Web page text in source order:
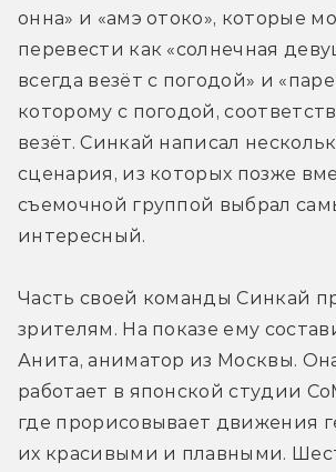
онна» и «амэ отоко», которые
перевести как «солнечная
всегда везёт с погодой» и
которому с погодой,
везёт. Синкай написал
сценария, из которых позже
съемочной группой выбрал
интересный.
Часть своей команды Синкай
зрителям. На показе ему
Анита, аниматор из Москвы.
работает в японской студии
где прорисовывает движения
их красивыми и плавными.